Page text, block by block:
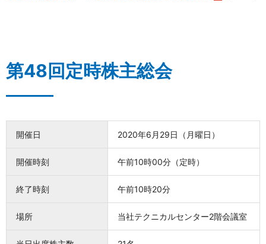
第48回定時株主総会
開催日 2020年6月29日（月曜日）
開催時刻 午前10時00分（定時）
終了時刻 午前10時20分
場所 当社テクニカルセンター2階会議室